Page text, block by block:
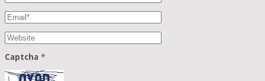
Captcha *